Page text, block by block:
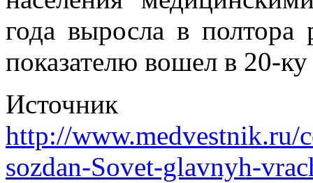
года выросла в
показателю вошел в 20-
Источник
http://www.medvestnik.ru/
sozdan-Sovet-glavnyh-